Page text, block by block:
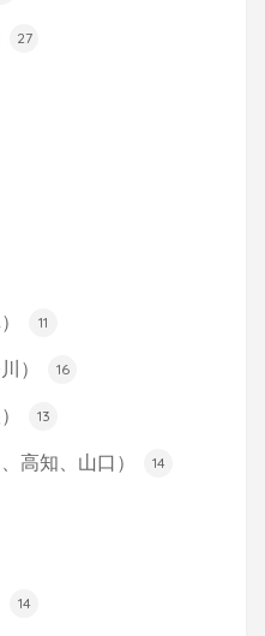
27
11
） 16
13
高知、山口） 14
14